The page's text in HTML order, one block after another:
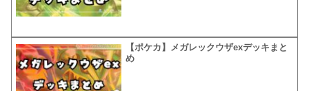
【ポケカ】メガレックウザexデッキまと
め